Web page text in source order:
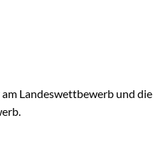
Landeswettbewerb und die